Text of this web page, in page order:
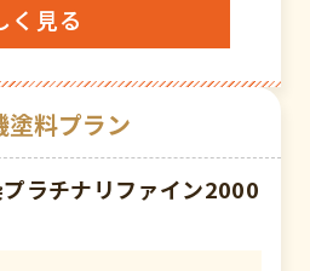
く見る
塗料プラン
ラチナリファイン2000